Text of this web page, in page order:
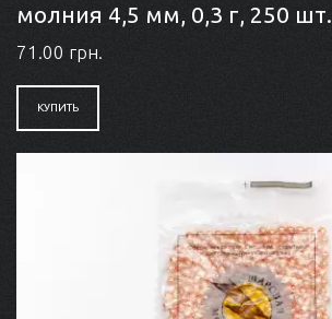
молния 4,5 мм, 0,3 г, 250 шт.
71.00 грн.
КУПИТЬ